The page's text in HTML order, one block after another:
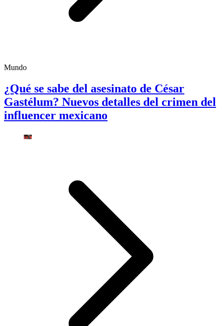
Mundo
¿Qué se sabe del asesinato de César
Gastélum? Nuevos detalles del crimen del
influencer mexicano